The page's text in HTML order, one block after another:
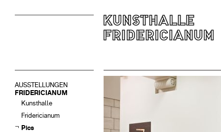
AUSSTELLUNGEN
FRIDERICIANUM
Kunsthalle
Fridericianum
Pics